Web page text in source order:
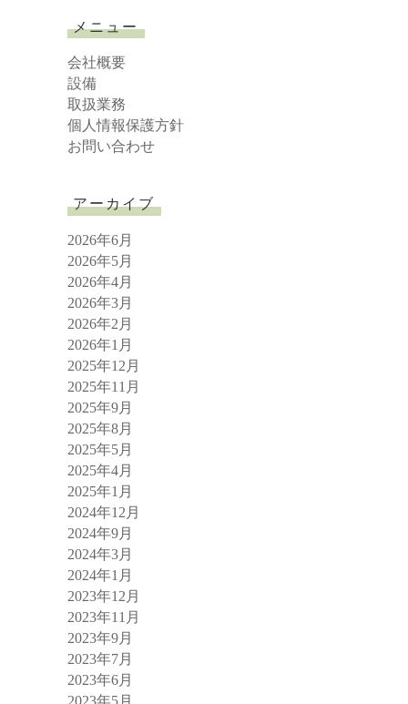
c
h
メニュー
会社概要
設備
取扱業務
個人情報保護方針
お問い合わせ
アーカイブ
2026年6月
2026年5月
2026年4月
2026年3月
2026年2月
2026年1月
2025年12月
2025年11月
2025年9月
2025年8月
2025年5月
2025年4月
2025年1月
2024年12月
2024年9月
2024年3月
2024年1月
2023年12月
2023年11月
2023年9月
2023年7月
2023年6月
2023年5月